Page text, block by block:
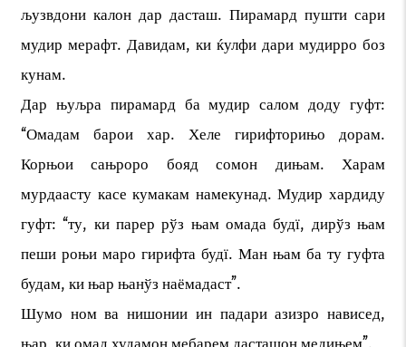
љузвдони калон дар дасташ. Пирамард пушти сари
мудир мерафт. Давидам, ки ќулфи дари мудирро боз
кунам.
Дар њуљра пирамард ба мудир салом доду гуфт:
“Омадам барои хар. Хеле гирифторињо дорам.
Корњои сањроро бояд сомон дињам. Харам
мурдаасту касе кумакам намекунад. Мудир хардиду
гуфт: “ту, ки парер рўз њам омада будї, дирўз њам
пеши роњи маро гирифта будї. Ман њам ба ту гуфта
будам, ки њар њанўз наёмадаст”.
Шумо ном ва нишонии ин падари азизро нависед,